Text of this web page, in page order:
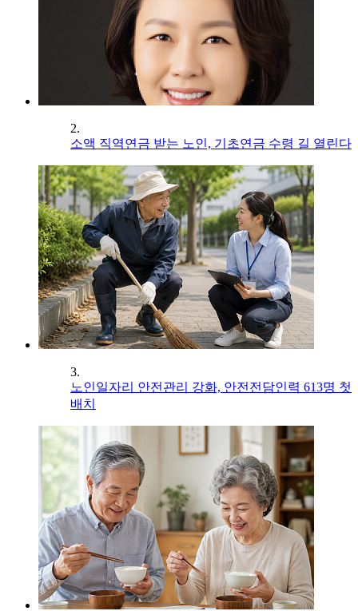
2.
소액 직역연금 받는 노인, 기초연금 수령 길 열린다
3.
노인일자리 안전관리 강화, 안전전담인력 613명 첫
배치